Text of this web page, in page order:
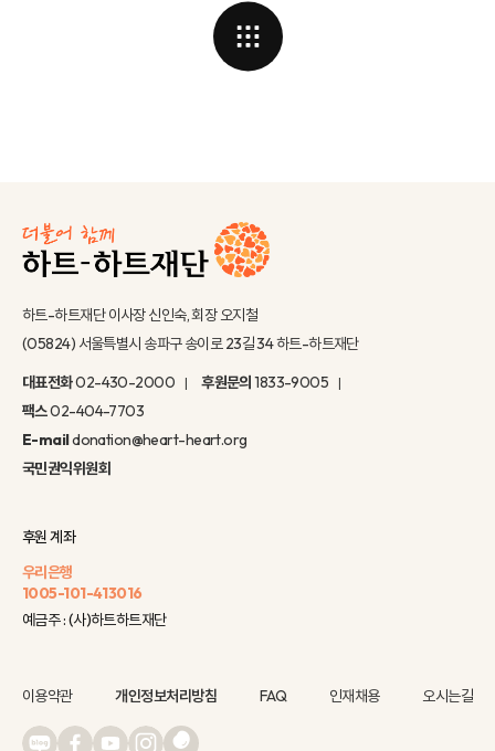
하트-하트재단 이사장 신인숙, 회장 오지철
(05824) 서울특별시 송파구 송이로 23길 34 하트-하트재단
대표전화02-430-2000 후원문의1833-9005
팩스02-404-7703
E-maildonation@heart-heart.org
국민권익위원회
후원 계좌
우리은행
1005-101-413016
예금주 : (사)하트하트재단
이용약관 개인정보처리방침 FAQ 인재채용 오시는길